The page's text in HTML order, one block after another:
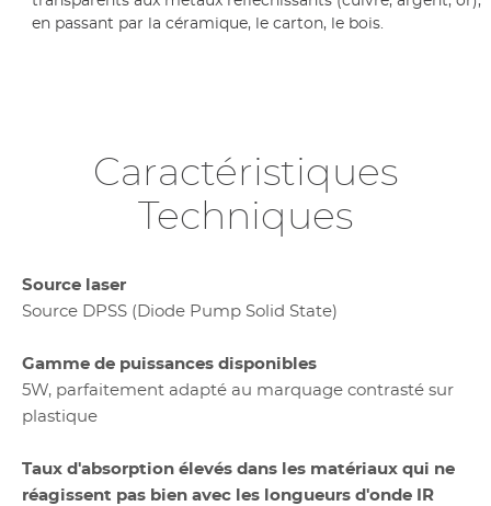
en passant par la céramique, le carton, le bois.
Caractéristiques
Techniques
Source laser
Source DPSS (Diode Pump Solid State)
Gamme de puissances disponibles
5W, parfaitement adapté au marquage contrasté sur
plastique
Taux d'absorption élevés dans les matériaux qui ne
réagissent pas bien avec les longueurs d'onde IR